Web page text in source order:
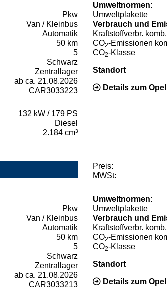
Pkw
Van / Kleinbus
Automatik
50 km
5
Schwarz
Zentrallager
ab ca. 21.08.2026
CAR3033223
132 kW / 179 PS
Diesel
2.184 cm³
Umweltnormen:
Umweltplakette
Verbrauch und
Kraftstoffverbr. komb.
CO2-Emissionen
CO2-Klasse
Standort
Details zum
Preis:
MWSt:
Pkw
Van / Kleinbus
Automatik
50 km
5
Schwarz
Zentrallager
ab ca. 21.08.2026
CAR3033213
Umweltnormen:
Umweltplakette
Verbrauch und
Kraftstoffverbr. komb.
CO2-Emissionen
CO2-Klasse
Standort
Details zum